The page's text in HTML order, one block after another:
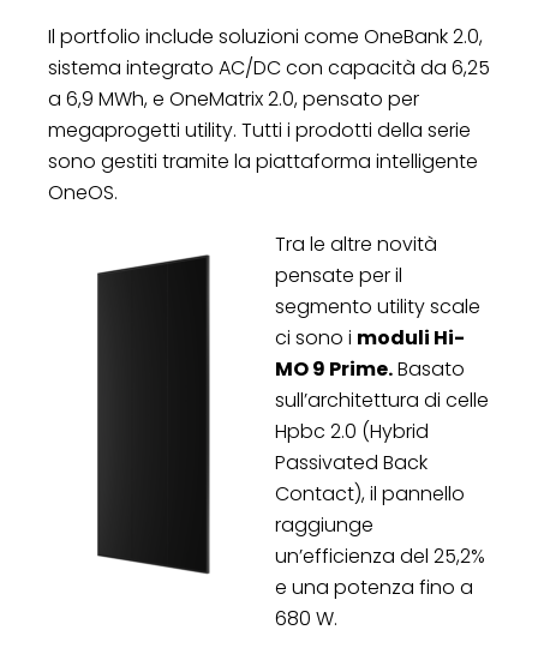
Il portfolio include soluzioni come OneBank 2.0,
sistema integrato AC/DC con capacità da 6,25
a 6,9 MWh, e OneMatrix 2.0, pensato per
megaprogetti utility. Tutti i prodotti della serie
sono gestiti tramite la piattaforma intelligente
OneOS.
Tra le altre novità
pensate per il
segmento utility scale
ci sono i moduli Hi-
MO 9 Prime.Basato
sull’architettura di celle
Hpbc 2.0 (Hybrid
Passivated Back
Contact), il pannello
raggiunge
un’efficienza del 25,2%
e una potenza fino a
680 W.